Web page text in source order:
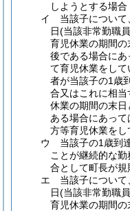
しようとする場合
イ
当該子につい
日(当該非常勤職
育児休業の期間
後である場合に
て育児休業をし
者が当該子の1歳
合又はこれに相
休業の期間の末
ある場合にあっ
方等育児休業をし
ウ
当該子の1歳到
ことが継続的な
合として町長が
エ
当該子につい
日(当該非常勤職
育児休業の期間